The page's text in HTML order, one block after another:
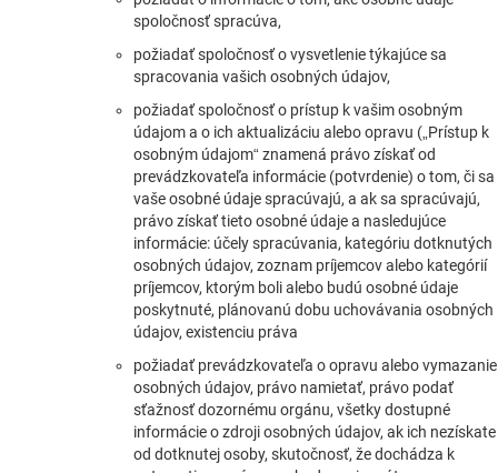
spoločnosť spracúva,
požiadať spoločnosť o vysvetlenie týkajúce sa
spracovania vašich osobných údajov,
požiadať spoločnosť o prístup k vašim osobným
údajom a o ich aktualizáciu alebo opravu („Prístup k
osobným údajom“ znamená právo získať od
prevádzkovateľa informácie (potvrdenie) o tom, či sa
vaše osobné údaje spracúvajú, a ak sa spracúvajú,
právo získať tieto osobné údaje a nasledujúce
informácie: účely spracúvania, kategóriu dotknutých
osobných údajov, zoznam príjemcov alebo kategórií
príjemcov, ktorým boli alebo budú osobné údaje
poskytnuté, plánovanú dobu uchovávania osobných
údajov, existenciu práva
požiadať prevádzkovateľa o opravu alebo vymazanie
osobných údajov, právo namietať, právo podať
sťažnosť dozornému orgánu, všetky dostupné
informácie o zdroji osobných údajov, ak ich nezískate
od dotknutej osoby, skutočnosť, že dochádza k